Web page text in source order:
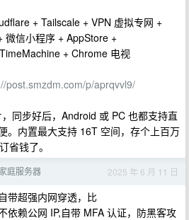
+ Tailscale + VPN 虚拟专网 +
微信小程序 + AppStore +
+ Chrome 电视
post.smzdm.com/p/aprqvvl9/
同步好后，Android 或 PC 也都支持直
。内置最大支持 16T 空间，存个上百万
省钱了。
家庭服务器 2025 年 6 月 11 日
带超强内网穿透，比
依赖公网 IP,自带 MFA 认证，防黑客攻